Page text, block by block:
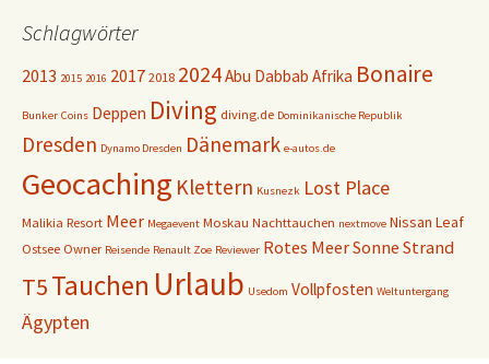
Schlagwörter
2013 2015 2016 2017 2018 2024Abu Dabbab Afrika Bonaire
Bunker Coins Deppen Diving diving.de Dominikanische Republik
Dresden Dynamo Dresden Dänemark e-autos.de
Geocaching Klettern Kusnezk Lost Place
Malikia Resort Meer Megaevent Moskau Nachttauchen nextmove Nissan Leaf
Ostsee Owner Reisende Renault Zoe Reviewer Rotes MeerSonne Strand
T5Tauchen Urlaub Usedom Vollpfosten Weltuntergang
Ägypten